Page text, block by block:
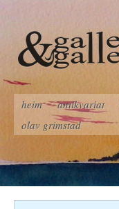
heim antikvariat
olav grimstad